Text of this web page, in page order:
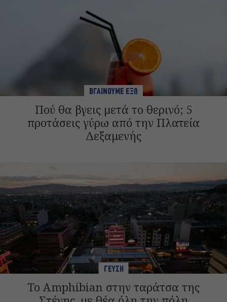
ΒΓΑΙΝΟΥΜΕ ΕΞΩ
Πού θα βγεις μετά το θερινό; 5
προτάσεις γύρω από την Πλατεία
Δεξαμενής
ΓΕΥΣΗ
Το Amphibian στην ταράτσα της